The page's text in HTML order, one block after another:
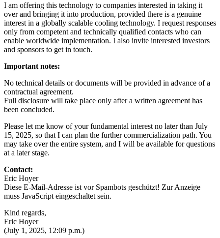
I am offering this technology to companies interested in taking it
over and bringing it into production, provided there is a genuine
interest in a globally scalable cooling technology. I request responses
only from competent and technically qualified contacts who can
enable worldwide implementation. I also invite interested investors
and sponsors to get in touch.
Important notes:
No technical details or documents will be provided in advance of a
contractual agreement.
Full disclosure will take place only after a written agreement has
been concluded.
Please let me know of your fundamental interest no later than July
15, 2025, so that I can plan the further commercialization path. You
may take over the entire system, and I will be available for questions
at a later stage.
Contact:
Eric Hoyer
Diese E-Mail-Adresse ist vor Spambots geschützt! Zur Anzeige
muss JavaScript eingeschaltet sein.
Kind regards,
Eric Hoyer
(July 1, 2025, 12:09 p.m.)